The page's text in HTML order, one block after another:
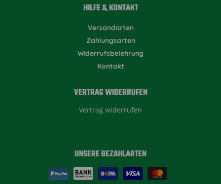
HILFE & KONTAKT
Versandarten
Zahlungsarten
Widerrufsbelehrung
Kontakt
VERTRAG WIDERRUFEN
Vertrag widerrufen
UNSERE BEZAHLARTEN